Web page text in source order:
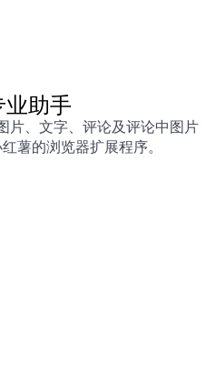
助手
片、文字、评论及评论中图片
薯的浏览器扩展程序。